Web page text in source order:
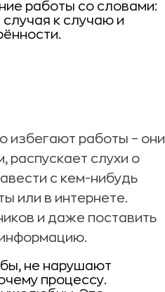
работы со словами:
к случаю и
избегают работы – они
распускает слухи о
с кем-нибудь
или в интернете.
и даже поставить
не нарушают
процессу.